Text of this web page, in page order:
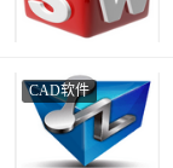
CAD软件